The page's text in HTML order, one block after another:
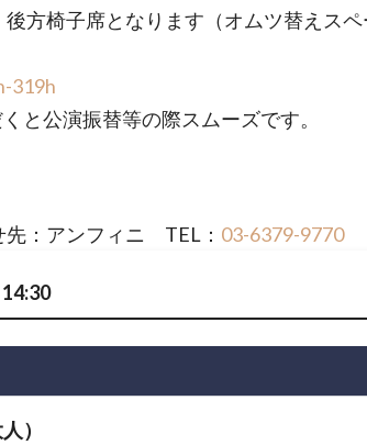
方椅子席となります（オムツ替えス
319h
と公演振替等の際スムーズです。
先：アンフィニ TEL： 03-6379-9770
）